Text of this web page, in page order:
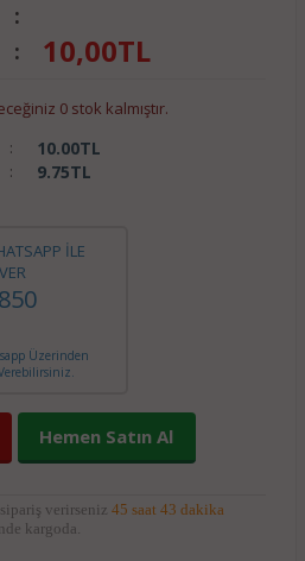
:
: 10,00TL
0 stok kalmıştır.
: 10.00TL
: 9.75TL
İLE
Üzerinden
Hemen Satın Al
verirseniz 45 saat 43 dakika
kargoda.